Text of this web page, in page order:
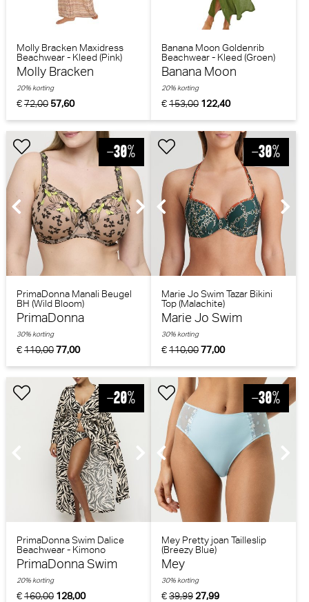
Molly Bracken Maxidress
Beachwear - Kleed (Pink)
Molly Bracken
€72,00 57,60
20% korting
Banana Moon Goldenrib
Beachwear - Kleed (Groen)
Banana Moon
€153,00 122,40
20% korting
PrimaDonna Manali Beugel
BH (Wild Bloom)
PrimaDonna
€110,0077,00
30% korting
Marie Jo Swim Tazar Bikini
Top (Malachite)
Marie Jo Swim
€110,0077,00
30% korting
PrimaDonna Swim Dalice
Beachwear - Kimono
(Sauvage Shine)
PrimaDonna Swim
€160,00 128,00
20% korting
Mey Pretty joan Tailleslip
(Breezy Blue)
Mey
€39,99 27,99
30% korting